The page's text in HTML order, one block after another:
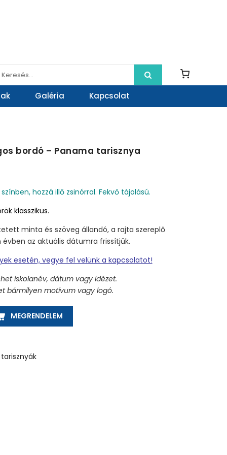
Galéria Kapcsolat
bordó – Panama tarisznya
hozzá illő zsinórral. Fekvő tájolású.
klasszikus.
minta és szöveg állandó, a rajta szereplő
az aktuális dátumra frissítjük.
esetén, vegye fel velünk a kapcsolatot!
iskolanév, dátum vagy idézet.
bármilyen motívum vagy logó.
BORDÓ - PANAMA TARISZNYA MENNYISÉG
MEGRENDELEM